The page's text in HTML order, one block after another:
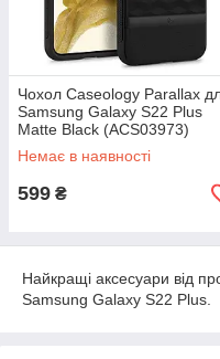
Чохол Caseology Parallax
Samsung Galaxy S22 Plus
Matte Black (ACS03973)
Немає в наявності
599 ₴
Найкращі аксесуари від
Samsung Galaxy S22 Plus.